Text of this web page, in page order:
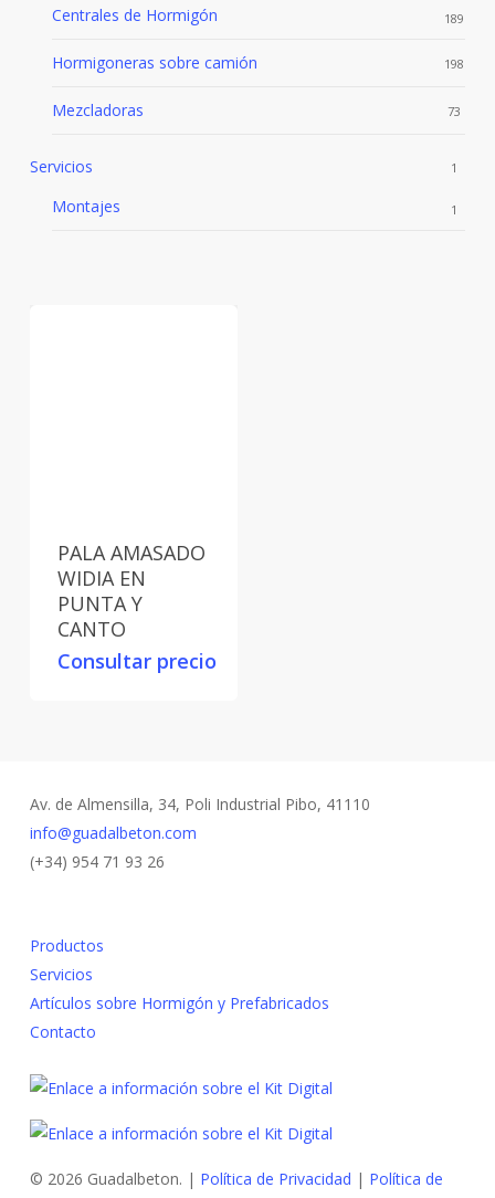
Centrales de Hormigón 189
Hormigoneras sobre camión 198
Mezcladoras 73
Servicios 1
Montajes 1
PALA AMASADO
WIDIA EN
PUNTA Y
CANTO
Consultar precio
Av. de Almensilla, 34, Poli Industrial Pibo, 41110
info@guadalbeton.com
(+34) 954 71 93 26
Productos
Servicios
Artículos sobre Hormigón y Prefabricados
Contacto
© 2026 Guadalbeton. | Política de Privacidad | Política de